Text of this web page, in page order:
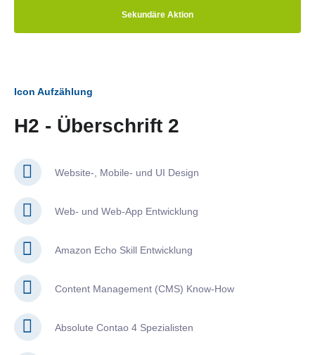
Sekundäre Aktion
Icon Aufzählung
H2 - Überschrift 2
Website-, Mobile- und UI Design
Web- und Web-App Entwicklung
Amazon Echo Skill Entwicklung
Content Management (CMS) Know-How
Absolute Contao 4 Spezialisten